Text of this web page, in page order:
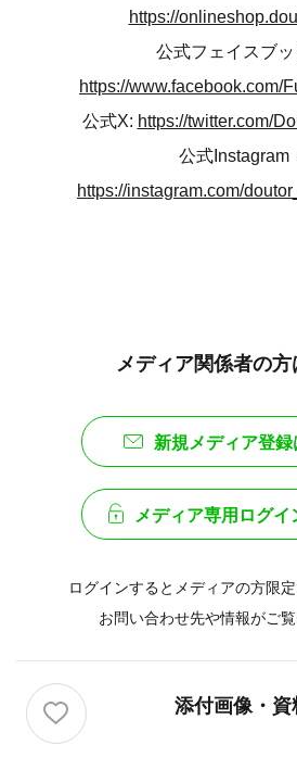
https://
公式フェイスブッ
https://www.facebook.com/
公式X: https://twitter.com/
公式Instagram
https://instagram.com/
メディア関係者の方
新規メディア登録
メディア専用ログイ
ログインするとメディアの方限
お問い合わせ先や情報がご
添付画像・資